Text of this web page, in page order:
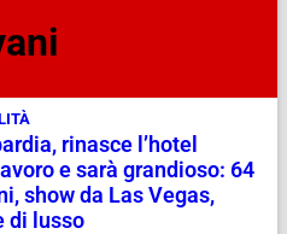
rinasce l’hotel
e sarà grandioso: 64
show da Las Vegas,
di lusso